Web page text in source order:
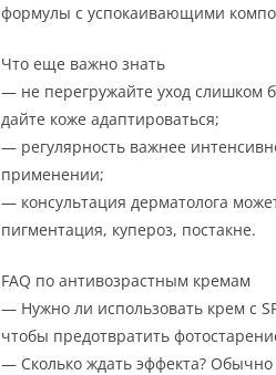
формулы с успокаивающими
Что еще важно знать
— не перегружайте уход слишком
дайте коже адаптироваться;
— регулярность важнее
применении;
— консультация дерматолога
пигментация, купероз, постакне.
FAQ по антивозрастным кремам
— Нужно ли использовать крем с
чтобы предотвратить
— Сколько ждать эффекта?